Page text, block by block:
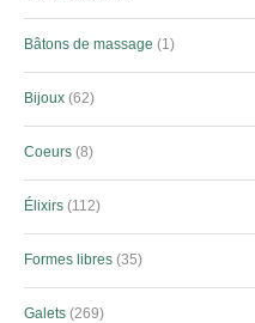
Bâtons de massage 1
Bijoux 62
Coeurs 8
Élixirs 112
Formes libres 35
Galets 269